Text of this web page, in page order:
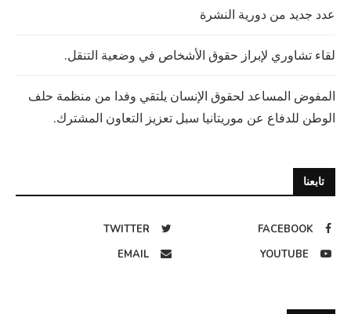
عدد جديد من دورية النشرة
لقاء تشاوري لإبراز حقوق الأشخاص في وضعية التنقل.
المفوض المساعد لحقوق الإنسان يلتقي وفدا من منظمة حلف
الوطن للدفاع عن موريتانيا سبل تعزيز التعاون المشترك.
تابعنا
FACEBOOK
TWITTER
YOUTUBE
EMAIL